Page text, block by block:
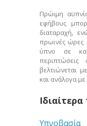
Πρώιμη
εφήβους
διαταραχή,
πρωινές ώρες
ύπνο σε
βελτιώνεται
και ανάλογα
Υπνοβασία